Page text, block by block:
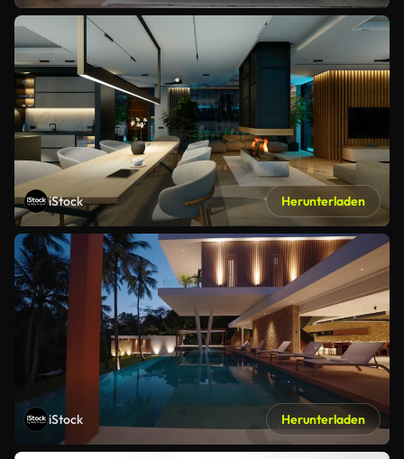
iStock Herunterladen
iStock Herunterladen